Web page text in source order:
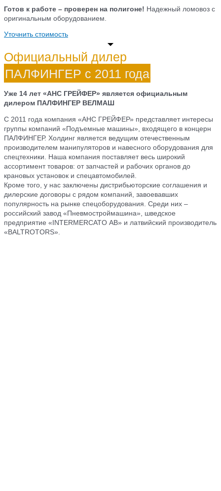
Готов к работе – проверен на полигоне! Надежный ломовоз с
оригинальным оборудованием.
Уточнить стоимость
Официальный дилер
ПАЛФИНГЕР c 2011 года
Уже 14 лет «АНС ГРЕЙФЕР» является официальным
дилером ПАЛФИНГЕР ВЕЛМАШ
С 2011 года компания «АНС ГРЕЙФЕР» представляет интересы
группы компаний «Подъемные машины», входящего в концерн
ПАЛФИНГЕР. Холдинг является ведущим отечественным
производителем манипуляторов и навесного оборудования для
спецтехники. Наша компания поставляет весь широкий
ассортимент товаров: от запчастей и рабочих органов до
крановых установок и спецавтомобилей.
Кроме того, у нас заключены дистрибьюторские соглашения и
дилерские договоры с рядом компаний, завоевавших
популярность на рынке спецоборудования. Среди них –
российский завод «Пневмостроймашина», шведское
предприятие «INTERMERCATO AB» и латвийский производитель
«BALTROTORS».